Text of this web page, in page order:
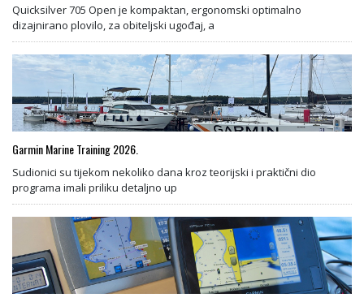
Quicksilver 705 Open je kompaktan, ergonomski optimalno
dizajnirano plovilo, za obiteljski ugođaj, a
Garmin Marine Training 2026.
Sudionici su tijekom nekoliko dana kroz teorijski i praktični dio
programa imali priliku detaljno up